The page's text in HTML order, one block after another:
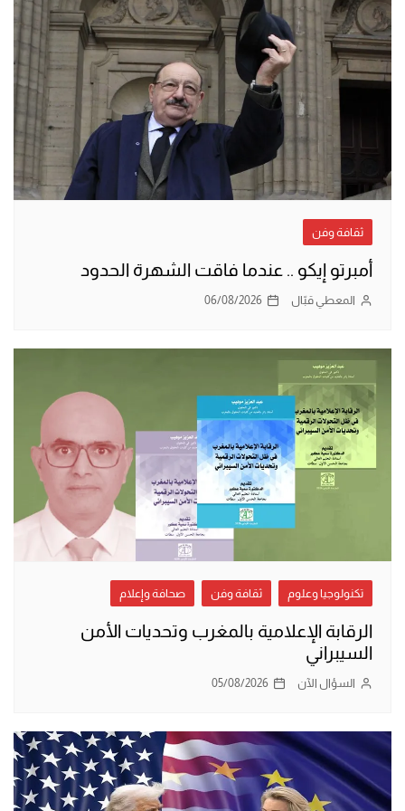
ثقافة وفن
أمبرتو إيكو .. عندما فاقت الشهرة الحدود
المعطي قبّال 06/08/2026
تكنولوجيا وعلوم ثقافة وفن صحافة وإعلام
الرقابة الإعلامية بالمغرب وتحديات الأمن
السيبراني
السؤال الآن 05/08/2026